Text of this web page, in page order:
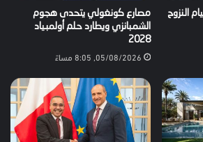
النزوح
مصارع كونغولي يتحدى هجوم
الشمبانزي ويطارد حلم أولمبياد
2028
05/08/2026, 8:05 مساءً